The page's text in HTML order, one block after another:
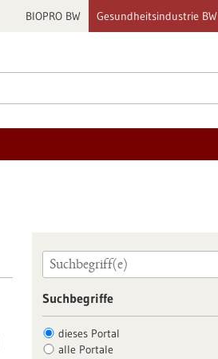
BIOPRO BW Gesundheitsindustrie BW
Suchbegriffe
dieses Portal
alle Portale